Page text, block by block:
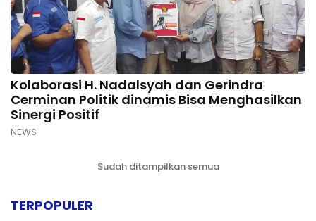
Kolaborasi H. Nadalsyah dan Gerindra
Cerminan Politik dinamis Bisa Menghasilkan
Sinergi Positif
NEWS
Sudah ditampilkan semua
TERPOPULER